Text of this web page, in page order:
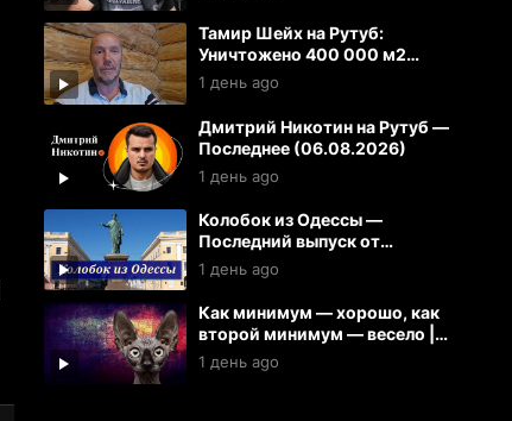
Тамир Шейх на Рутуб:
Уничтожено 400 000 м2
складов 100 кораблей на
Украине
1 день ago
Дмитрий Никотин на Рутуб —
Последнее (06.08.2026)
1 день ago
Колобок из Одессы —
Последний выпуск от
06.08.2026
1 день ago
Как минимум — хорошо, как
второй минимум — весело |
Кот Костян
1 день ago